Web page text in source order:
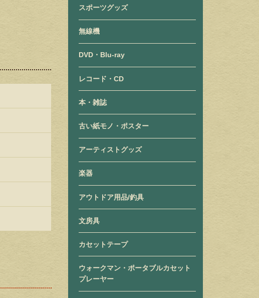
スポーツグッズ
無線機
DVD・Blu-ray
レコード・CD
本・雑誌
古い紙モノ・ポスター
アーティストグッズ
楽器
アウトドア用品/釣具
文房具
カセットテープ
ウォークマン・ポータブルカセット
プレーヤー